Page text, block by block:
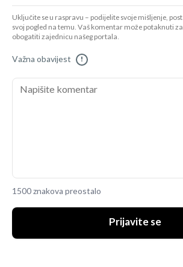
Uključite se u raspravu – podijelite svoje mišljenje,
svoj pogled na temu. Vaš komentar može potaknuti
obogatiti zajednicu našeg portala.
Važna obavijest !
1500 znakova preostalo
Prijavite se